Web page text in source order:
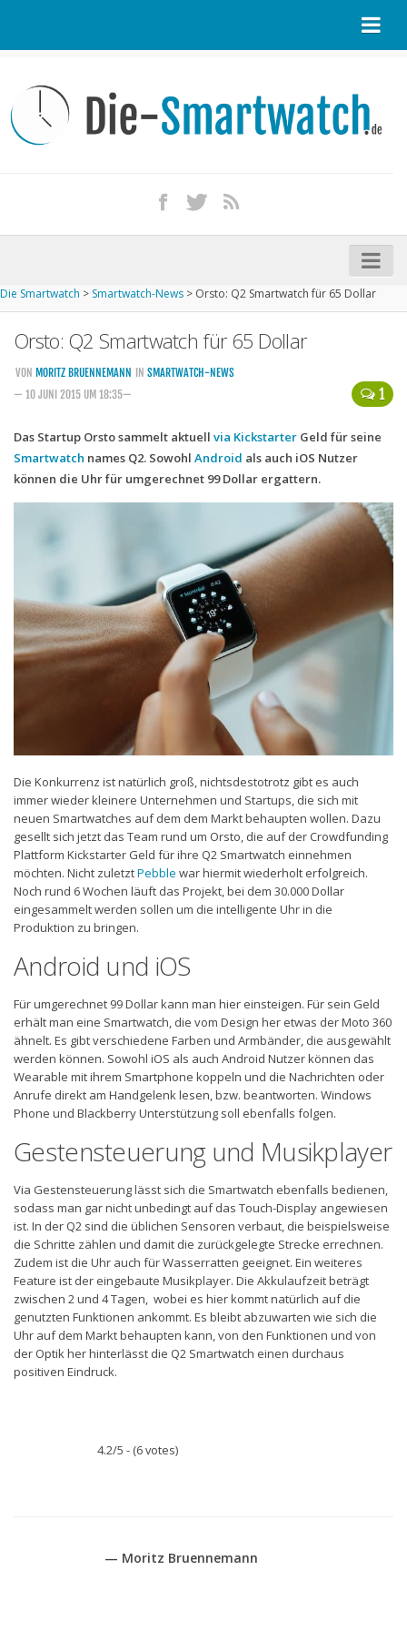
Kontakt / Tipp geben
Impressum
iPhone kaufen
Startseite
Aktuelle Smartwatches im Test
Kommende Smartwatches
Handytarife
BASE
Smartphonetarife
Smartphonetarife
Prepaid-Tarife
Datentarife
Flatrate-Prepaidtarife
Mobilfunk-Vergleichsrechner
Mobilfunk-Tarifrechner
Flatrate-Datentarife
Die Smartwatch > Smartwatch-News > Orsto: Q2 Smartwatch für 65 Dollar
Orsto: Q2 Smartwatch für 65 Dollar
1
VON MORITZ BRUENNEMANN IN SMARTWATCH-NEWS
— 10 JUNI 2015 UM 18:35—
Das Startup Orsto sammelt aktuell via Kickstarter Geld für seine
Smartwatch names Q2. Sowohl Android als auch iOS Nutzer
können die Uhr für umgerechnet 99 Dollar ergattern.
Die Konkurrenz ist natürlich groß, nichtsdestotrotz gibt es auch
immer wieder kleinere Unternehmen und Startups, die sich mit
neuen Smartwatches auf dem dem Markt behaupten wollen. Dazu
gesellt sich jetzt das Team rund um Orsto, die auf der Crowdfunding
Plattform Kickstarter Geld für ihre Q2 Smartwatch einnehmen
möchten. Nicht zuletztPebble war hiermit wiederholt erfolgreich.
Noch rund 6 Wochen läuft das Projekt, bei dem 30.000 Dollar
eingesammelt werden sollen um die intelligente Uhr in die
Produktion zu bringen.
Android und iOS
Für umgerechnet 99 Dollar kann man hier einsteigen. Für sein Geld
erhält man eine Smartwatch, die vom Design her etwas der Moto 360
ähnelt. Es gibt verschiedene Farben und Armbänder, die ausgewählt
werden können. Sowohl iOS als auch Android Nutzer können das
Wearable mit ihrem Smartphone koppeln und die Nachrichten oder
Anrufe direkt am Handgelenk lesen, bzw. beantworten. Windows
Phone und Blackberry Unterstützung soll ebenfalls folgen.
Gestensteuerung und Musikplayer
Via Gestensteuerung lässt sich die Smartwatch ebenfalls bedienen,
sodass man gar nicht unbedingt auf das Touch-Display angewiesen
ist. In der Q2 sind die üblichen Sensoren verbaut, die beispielsweise
die Schritte zählen und damit die zurückgelegte Strecke errechnen.
Zudem ist die Uhr auch für Wasserratten geeignet. Ein weiteres
Feature ist der eingebaute Musikplayer. Die Akkulaufzeit beträgt
zwischen 2 und 4 Tagen, wobei es hier kommt natürlich auf die
genutzten Funktionen ankommt. Es bleibt abzuwarten wie sich die
Uhr auf dem Markt behaupten kann, von den Funktionen und von
der Optik her hinterlässt die Q2 Smartwatch einen durchaus
positiven Eindruck.
4.2/5 - (6 votes)
— Moritz Bruennemann